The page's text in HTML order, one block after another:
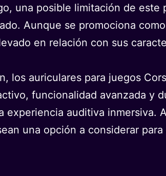
una posible limitación de
Aunque se promociona
en relación con sus
los auriculares para juegos
funcionalidad avanzada y
experiencia auditiva inmersiva.
una opción a considerar